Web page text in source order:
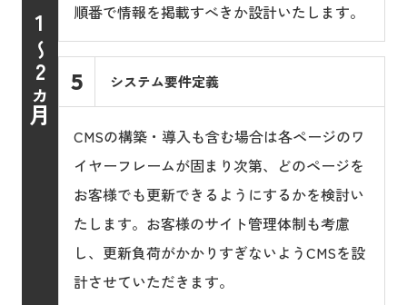
1
〜
2
ヵ
月
順番で情報を掲載すべきか設計いたします。
5 システム要件定義
CMSの構築・導入も含む場合は各ページのワ
イヤーフレームが固まり次第、どのページを
お客様でも更新できるようにするかを検討い
たします。お客様のサイト管理体制も考慮
し、更新負荷がかかりすぎないようCMSを設
計させていただきます。